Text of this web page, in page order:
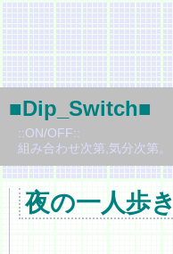
■Dip_Switch■
::ON/OFF::
組み合わせ次第,気分次第。
夜の一人歩き